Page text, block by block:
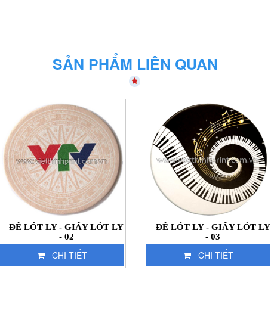
SẢN PHẨM LIÊN QUAN
ĐẾ LÓT LY - GIẤY LÓT LY
- 02
CHI TIẾT
ĐẾ LÓT LY - GIẤY LÓT LY
- 03
CHI TIẾT